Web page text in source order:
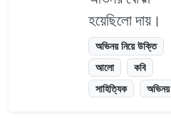
হয়েছিলো দায়।
অভিনয় নিয়ে উক্তি
আলো
কবি
সাহিত্যিক
অভিনয়